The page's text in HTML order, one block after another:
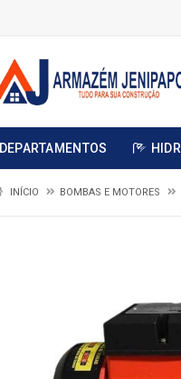
DEPARTAMENTOS
INÍCIO BOMBAS E MOTORES